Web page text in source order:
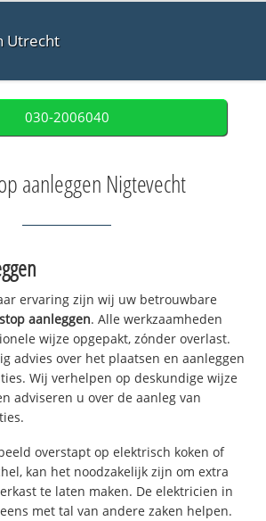
Utrecht
030-2006040
aanleggen Nigtevecht
ervaring zijn wij uw betrouwbare
aanleggen. Alle werkzaamheden
wijze opgepakt, zónder overlast.
advies over het plaatsen en aanleggen
Wij verhelpen op deskundige wijze
adviseren u over de aanleg van
overstapt op elektrisch koken of
kan het noodzakelijk zijn om extra
te laten maken. De elektricien in
met tal van andere zaken helpen.